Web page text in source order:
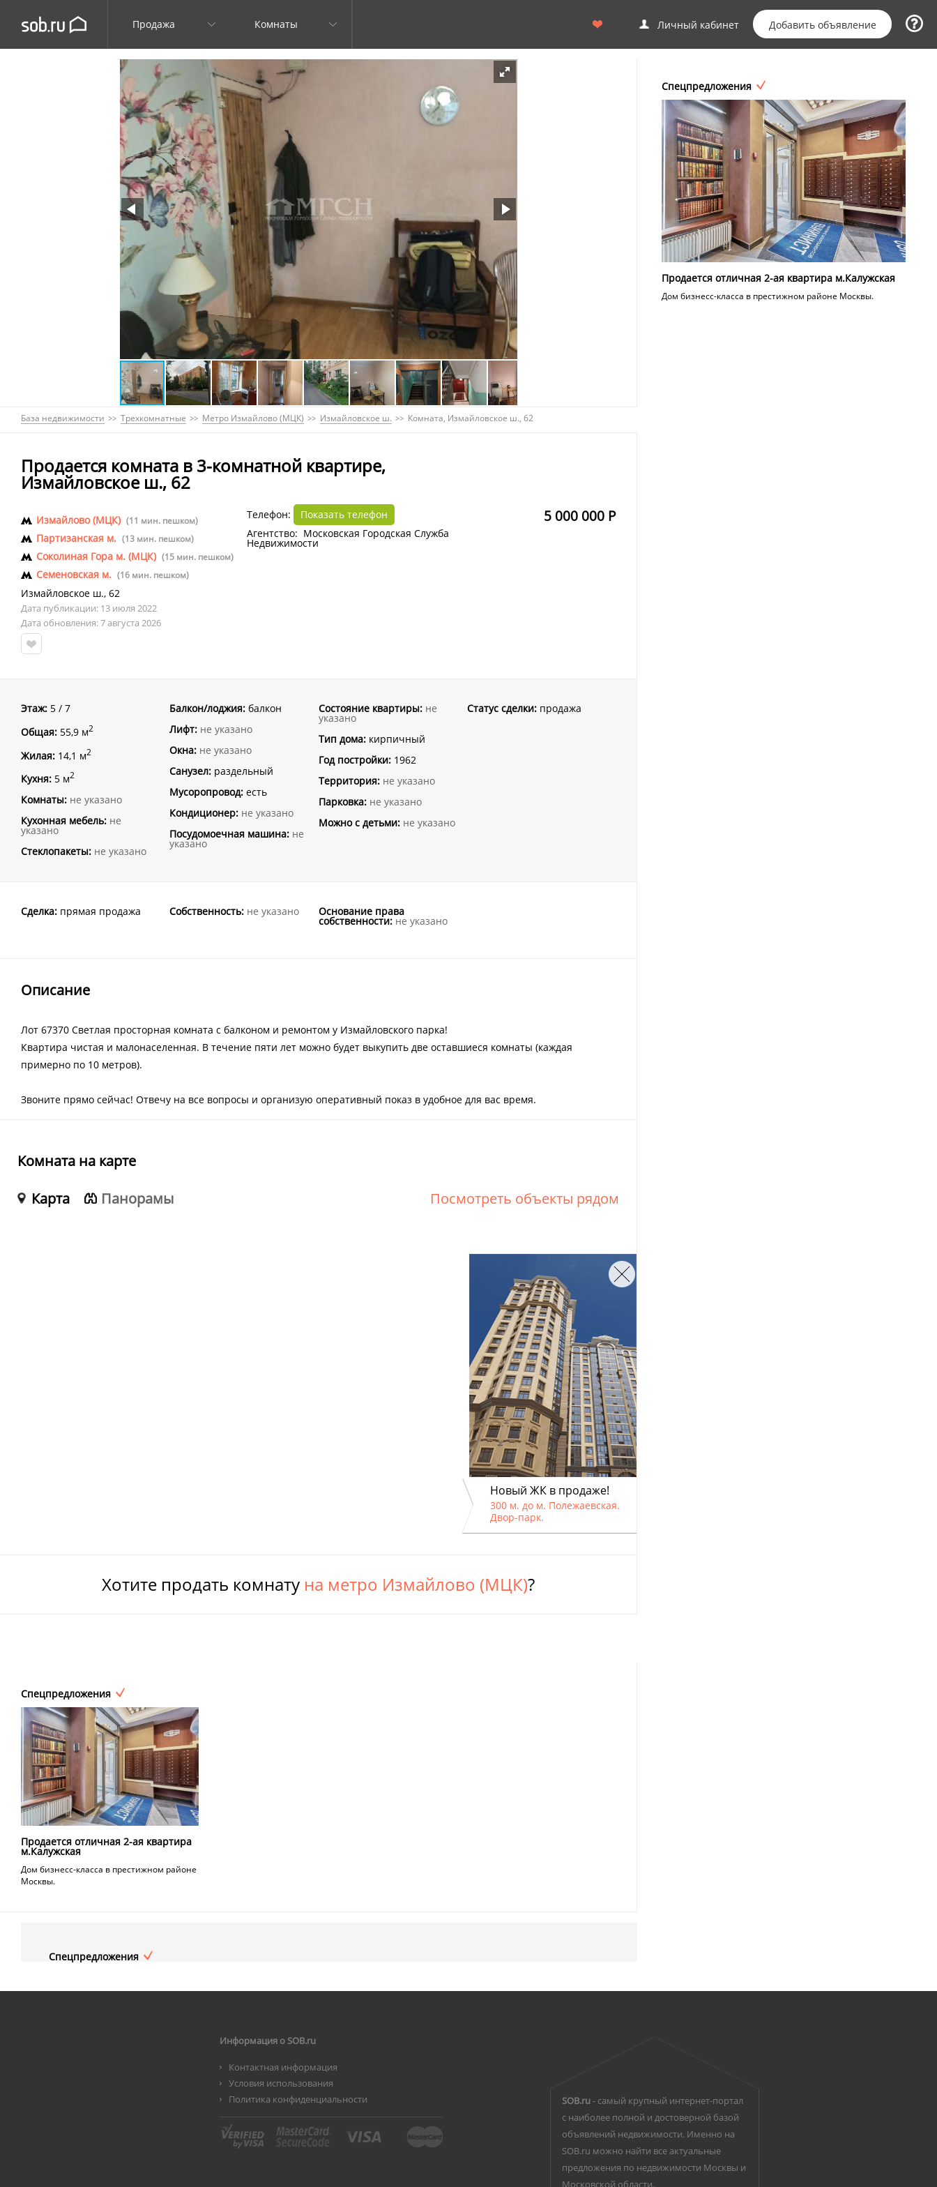
Продажа Комнаты Личный кабинет Добавить объявление
Спецпредложения
Продается отличная 2-ая квартира м.Калужская
Дом бизнесс-класса в престижном районе Москвы.
База недвижимости Трехкомнатные Метро Измайлово (МЦК) Измайловское ш. Комната, Измайловское ш., 62
Продается комната в 3-комнатной квартире,
Измайловское ш., 62
5 000 000 Р
Измайлово (МЦК) (11 мин. пешком)
Партизанская м. (13 мин. пешком)
Соколиная Гора м. (МЦК) (15 мин. пешком)
Семеновская м. (16 мин. пешком)
Измайловское ш., 62
Дата публикации: 13 июля 2022
Дата обновления: 7 августа 2026
Телефон:
Показать телефон
Агентство: Московская Городская Служба
Недвижимости
Этаж: 5 / 7
Общая: 55,9 м2
Жилая: 14,1 м2
Кухня: 5 м2
Комнаты: не указано
Кухонная мебель: не
указано
Стеклопакеты: не указано
Балкон/лоджия: балкон
Лифт: не указано
Окна: не указано
Санузел: раздельный
Мусоропровод: есть
Кондиционер: не указано
Посудомоечная машина: не
указано
Состояние квартиры: не
указано
Тип дома:кирпичный
Год постройки:1962
Территория: не указано
Парковка: не указано
Можно с детьми: не указано
Статус сделки:продажа
Сделка: прямая продажа Собственность: не указано Основание права
собственности: не указано
Описание
Лот 67370 Светлая просторная комната с балконом и ремонтом у Измайловского парка!
Квартира чистая и малонаселенная. В течение пяти лет можно будет выкупить две оставшиеся комнаты (каждая
примерно по 10 метров).
Звоните прямо сейчас! Отвечу на все вопросы и организую оперативный показ в удобное для вас время.
Комната на карте
Карта
Панорамы Посмотреть объекты рядом
Новый ЖК в продаже!
300 м. до м. Полежаевская.
Двор-парк.
Хотите продать комнату на метро Измайлово (МЦК)?
Спецпредложения
Продается отличная 2-ая квартира
м.Калужская
Дом бизнесс-класса в престижном районе
Москвы.
Спецпредложения
Информация о SOB.ru
Контактная информация
Условия использования
Политика конфиденциальности
SOB.ru- самый крупный интернет-портал
с наиболее полной и достоверной базой
объявлений недвижимости. Именно на
SOB.ru можно найти все актуальные
предложения по недвижимости Москвы и
Московской области.